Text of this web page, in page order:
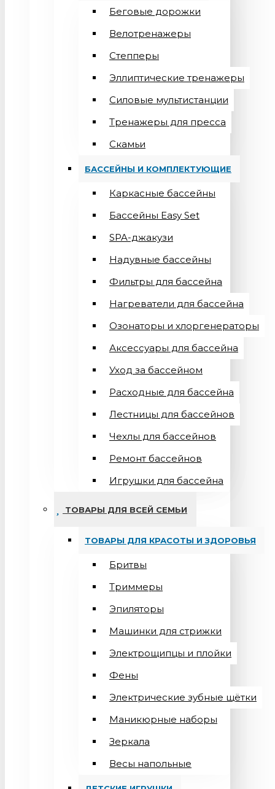
Беговые дорожки
Велотренажеры
Степперы
Эллиптические тренажеры
Силовые мультистанции
Тренажеры для пресса
Скамьи
БАССЕЙНЫ И КОМПЛЕКТУЮЩИЕ
Каркасные бассейны
Бассейны Easy Set
SPA-джакузи
Надувные бассейны
Фильтры для бассейна
Нагреватели для бассейна
Озонаторы и хлоргенераторы
Аксессуары для бассейна
Уход за бассейном
Расходные для бассейна
Лестницы для бассейнов
Чехлы для бассейнов
Ремонт бассейнов
Игрушки для бассейна
ТОВАРЫ ДЛЯ ВСЕЙ СЕМЬИ
ТОВАРЫ ДЛЯ КРАСОТЫ И ЗДОРОВЬЯ
Бритвы
Триммеры
Эпиляторы
Машинки для стрижки
Электрощипцы и плойки
Фены
Электрические зубные щётки
Маникюрные наборы
Зеркала
Весы напольные